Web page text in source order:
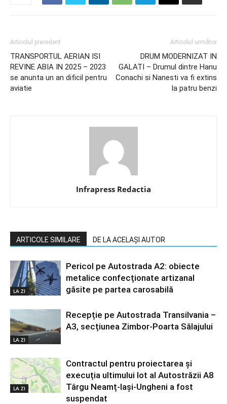
Articolul precedent
TRANSPORTUL AERIAN ISI
REVINE ABIA IN 2025 – 2023
se anunta un an dificil pentru
aviatie
Articolul următor
DRUM MODERNIZAT IN
GALATI – Drumul dintre Hanu
Conachi si Nanesti va fi extins
la patru benzi
Infrapress Redactia
ARTICOLE SIMILARE DE LA ACELAȘI AUTOR
LA ZI
Pericol pe Autostrada A2: obiecte
metalice confecționate artizanal
găsite pe partea carosabilă
LA ZI
Recepție pe Autostrada Transilvania –
A3, secțiunea Zimbor-Poarta Sălajului
LA ZI
Contractul pentru proiectarea și
execuția ultimului lot al Autostrăzii A8
Târgu Neamț-Iași-Ungheni a fost
suspendat